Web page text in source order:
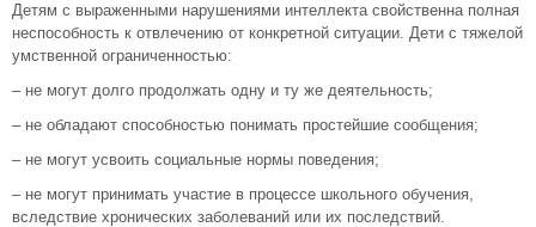
Детям с выраженными нарушениями интеллекта свойственна полная
неспособность к отвлечению от конкретной ситуации. Дети с тяжелой
умственной ограниченностью:
– не могут долго продолжать одну и ту же деятельность;
– не обладают способностью понимать простейшие сообщения;
– не могут усвоить социальные нормы поведения;
– не могут принимать участие в процессе школьного обучения,
вследствие хронических заболеваний или их последствий.